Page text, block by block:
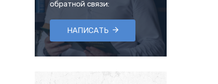
обратной связи:
НАПИСАТЬ